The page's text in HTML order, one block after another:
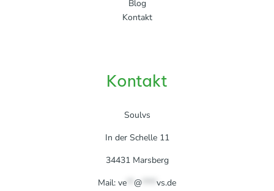
Blog
Kontakt
Kontakt
Soulvs
In der Schelle 11
34431 Marsberg
Mail: ve @ **** vs.de